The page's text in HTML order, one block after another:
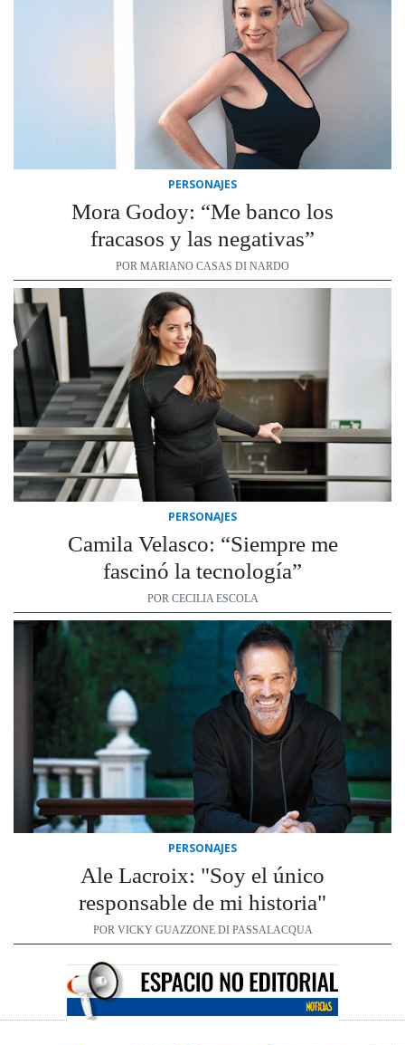
PERSONAJES
Mora Godoy: “Me banco los
fracasos y las negativas”
POR MARIANO CASAS DI NARDO
PERSONAJES
Camila Velasco: “Siempre me
fascinó la tecnología”
POR CECILIA ESCOLA
PERSONAJES
Ale Lacroix: "Soy el único
responsable de mi historia"
POR VICKY GUAZZONE DI PASSALACQUA